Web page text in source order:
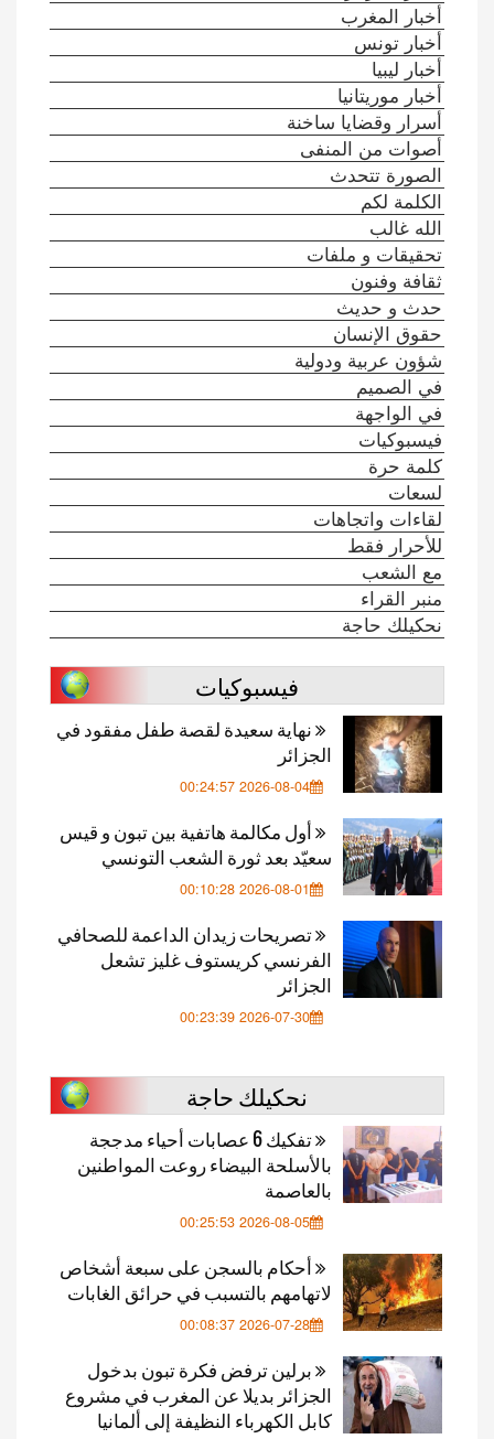
أخبار المغرب
أخبار تونس
أخبار ليبيا
أخبار موريتانيا
أسرار وقضايا ساخنة
أصوات من المنفى
الصورة تتحدث
الكلمة لكم
الله غالب
تحقيقات و ملفات
ثقافة وفنون
حدث و حديث
حقوق الإنسان
شؤون عربية ودولية
في الصميم
في الواجهة
فيسبوكيات
كلمة حرة
لسعات
لقاءات واتجاهات
للأحرار فقط
مع الشعب
منبر القراء
نحكيلك حاجة
فيسبوكيات
نهاية سعيدة لقصة طفل مفقود في
الجزائر
2026-08-04 00:24:57
أول مكالمة هاتفية بين تبون و قيس
سعيّد بعد ثورة الشعب التونسي
2026-08-01 00:10:28
تصريحات زيدان الداعمة للصحافي
الفرنسي كريستوف غليز تشعل
الجزائر
2026-07-30 00:23:39
نحكيلك حاجة
تفكيك 6 عصابات أحياء مدججة
بالأسلحة البيضاء روعت المواطنين
بالعاصمة
2026-08-05 00:25:53
أحكام بالسجن على سبعة أشخاص
لاتهامهم بالتسبب في حرائق الغابات
2026-07-28 00:08:37
برلين ترفض فكرة تبون بدخول
الجزائر بديلا عن المغرب في مشروع
كابل الكهرباء النظيفة إلى ألمانيا